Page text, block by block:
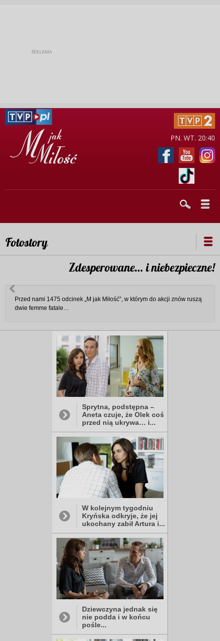
PN. WT. 20:40
Fotostory
Zdesperowane… i niebezpieczne!
Przed nami 1475 odcinek „M jak Miłość”, w którym do akcji znów ruszą
dwie femme fatale…
Sprytna, podstępna –
Aneta czuje, że Olek coś
przed nią ukrywa… i...
W kolejnym tygodniu
Kryńska odkryje, że jej
ukochany zabił Artura i...
Dziewczyna jednak się
nie podda i w końcu
pośle...